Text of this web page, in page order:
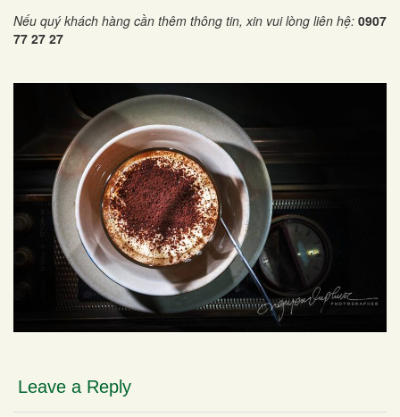
Nếu quý khách hàng cần thêm thông tin, xin vui lòng liên hệ: 0907
77 27 27
Leave a Reply